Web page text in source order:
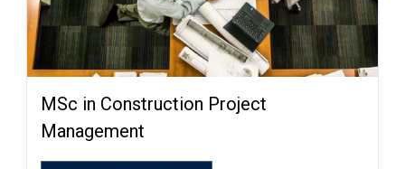
MSc in Construction Project
Management